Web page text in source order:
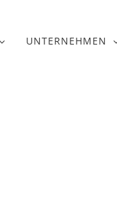
UNTERNEHMEN